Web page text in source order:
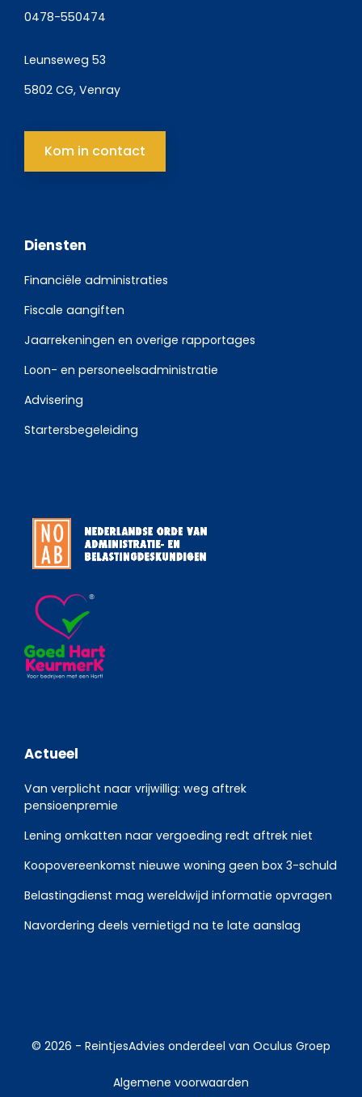
0478-550474
Leunseweg 53
5802 CG, Venray
Kom in contact
Diensten
Financiële administraties
Fiscale aangiften
Jaarrekeningen en overige rapportages
Loon- en personeelsadministratie
Advisering
Startersbegeleiding
Actueel
Van verplicht naar vrijwillig: weg aftrek
pensioenpremie
Lening omkatten naar vergoeding redt aftrek niet
Koopovereenkomst nieuwe woning geen box 3-schuld
Belastingdienst mag wereldwijd informatie opvragen
Navordering deels vernietigd na te late aanslag
© 2026 - ReintjesAdvies onderdeel van Oculus Groep
Algemene voorwaarden